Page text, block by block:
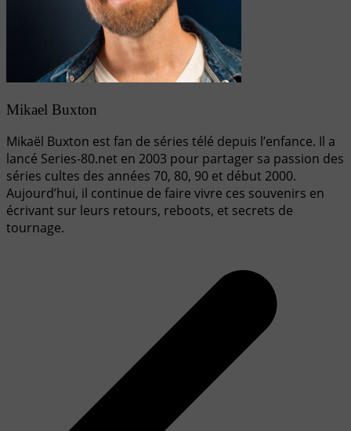
Mikael Buxton
Mikaël Buxton est fan de séries télé depuis l’enfance. Il a
lancé Series-80.net en 2003 pour partager sa passion des
séries cultes des années 70, 80, 90 et début 2000.
Aujourd’hui, il continue de faire vivre ces souvenirs en
écrivant sur leurs retours, reboots, et secrets de
tournage.